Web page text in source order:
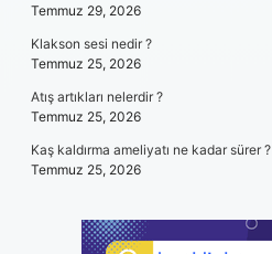
Temmuz 29, 2026
Klakson sesi nedir ?
Temmuz 25, 2026
Atış artıkları nelerdir ?
Temmuz 25, 2026
Kaş kaldırma ameliyatı ne kadar sürer ?
Temmuz 25, 2026